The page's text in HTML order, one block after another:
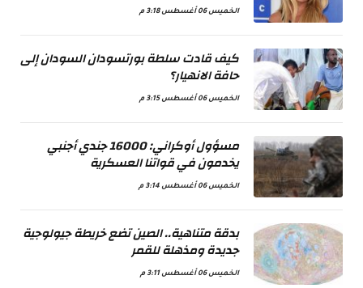
الخميس 06 أغسطس 3:18 م
كيف قادت سلطة بورتسودان السودان إلى
حافة الانهيار؟
الخميس 06 أغسطس 3:15 م
مسؤول أوكراني: 16000 جندي أجنبي
يخدمون في قواتنا العسكرية
الخميس 06 أغسطس 3:14 م
بدقة متناهية.. الصين تضع خريطة جيولوجية
جديدة ومذهلة للقمر
الخميس 06 أغسطس 3:11 م